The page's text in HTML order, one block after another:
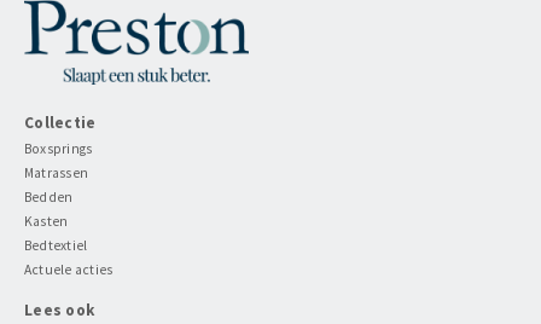
Collectie
Boxsprings
Matrassen
Bedden
Kasten
Bedtextiel
Actuele acties
Lees ook